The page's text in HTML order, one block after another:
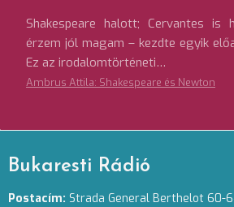
Shakespeare halott; Cervantes
érzem jól magam – kezdte egyik
Ez az irodalomtörténeti…
Ambrus Attila: Shakespeare és Newton
Bukaresti Rádió
Postacím: Strada General Berthelot 60-